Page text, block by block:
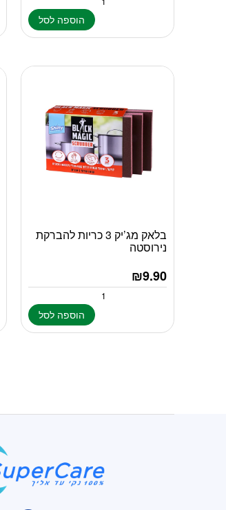
הוספה לסל
בלאק מג’יק 3 כריות להברקת
נירוסטה
₪9.90
הוספה לסל